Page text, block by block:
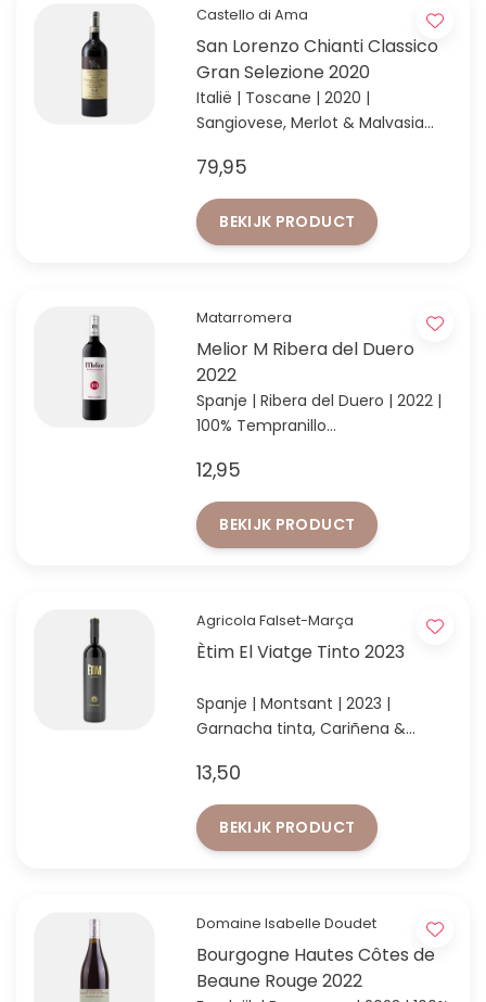
Castello di Ama
San Lorenzo Chianti Classico
Gran Selezione 2020
Italië | Toscane | 2020 |
Sangiovese, Merlot & Malvasia
Chianti Classico Gran Selezione
van topdomein Castello di Ama
79,95
BEKIJK PRODUCT
Matarromera
Melior M Ribera del Duero
2022
Spanje | Ribera del Duero | 2022 |
100% Tempranillo
moment!
12,95
BEKIJK PRODUCT
Agricola Falset-Marça
Ètim El Viatge Tinto 2023
Spanje | Montsant | 2023 |
Garnacha tinta, Cariñena &
Prachtig rood fruit, subtiele
kruiden en elegante tannine!
13,50
BEKIJK PRODUCT
Domaine Isabelle Doudet
Bourgogne Hautes Côtes de
Beaune Rouge 2022